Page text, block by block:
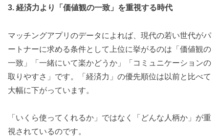
3. 経済力より「価値観の一致」を重視する時代
マッチングアプリのデータによれば、現代の若い世代がパ
ートナーに求める条件として上位に挙がるのは「価値観の
一致」「一緒にいて楽かどうか」「コミュニケーションの
取りやすさ」です。「経済力」の優先順位は以前と比べて
大幅に下がっています。
「いくら使ってくれるか」ではなく「どんな人柄か」が重
視されているのです。